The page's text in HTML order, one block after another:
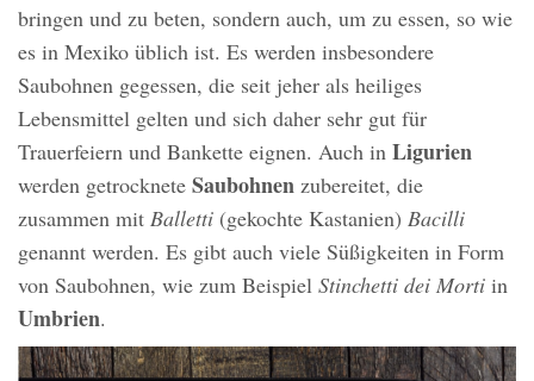
bringen und zu beten, sondern auch, um zu essen, so wie
es in Mexiko üblich ist. Es werden insbesondere
Saubohnen gegessen, die seit jeher als heiliges
Lebensmittel gelten und sich daher sehr gut für
Trauerfeiern und Bankette eignen. Auch in Ligurien
werden getrocknete Saubohnen zubereitet, die
zusammen mit Balletti (gekochte Kastanien) Bacilli
genannt werden. Es gibt auch viele Süßigkeiten in Form
von Saubohnen, wie zum Beispiel Stinchetti dei Morti in
Umbrien.